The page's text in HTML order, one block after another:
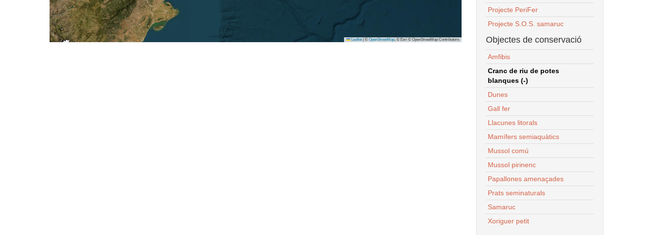
Leaflet © OpenStreetMap, © Esri © OpenStreetMap Contributors
Projecte PeriFer
Projecte S.O.S. samaruc
Objectes de conservació
Amfibis
Cranc de riu de potes
blanques (-)
Dunes
Gall fer
Llacunes litorals
Mamífers semiaquàtics
Mussol comú
Mussol pirinenc
Papallones amenaçades
Prats seminaturals
Samaruc
Xoriguer petit